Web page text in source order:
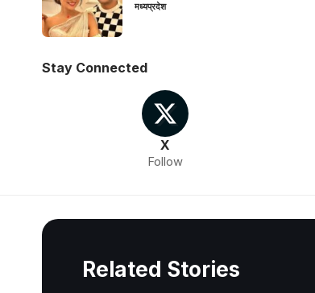
मध्यप्रदेश
Stay Connected
X
Follow
Related Stories